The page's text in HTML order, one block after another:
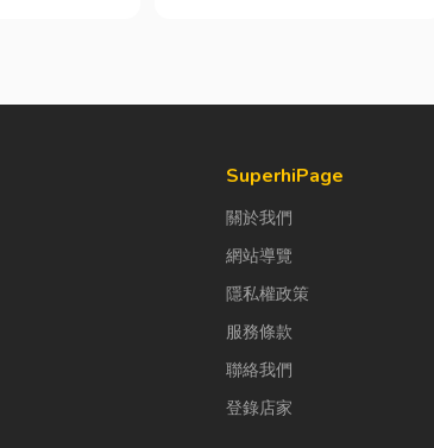
SuperhiPage
關於我們
網站導覽
隱私權政策
服務條款
聯絡我們
登錄店家